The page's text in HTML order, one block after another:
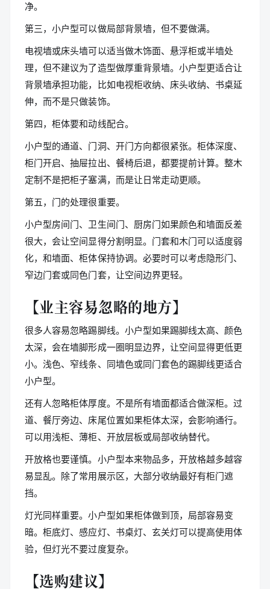
净。
第三，小户型可以做局部背景墙，但不要做满。
电视墙或床头墙可以适当做木饰面、悬浮柜或半墙处
理，但不建议为了造型做厚重背景墙。小户型更适合让
背景墙承担功能，比如电视柜收纳、床头收纳、书桌延
伸，而不是只做装饰。
第四，柜体要和动线配合。
小户型的通道、门洞、开门方向都很紧张。柜体深度、
柜门开启、抽屉拉出、餐椅后退，都要提前计算。整木
定制不是把柜子塞满，而是让日常走动更顺。
第五，门的处理很重要。
小户型房间门、卫生间门、厨房门如果颜色和墙面反差
很大，会让空间显得分割明显。门套和木门可以适度弱
化，和墙面、柜体保持协调。必要时可以考虑隐形门、
窄边门套或同色门套，让空间边界更轻。
【业主容易忽略的地方】
很多人容易忽略踢脚线。小户型如果踢脚线太高、颜色
太深，会在墙脚形成一圈明显边界，让空间显得更低更
小。浅色、窄线条、同墙色或同门套色的踢脚线更适合
小户型。
还有人忽略柜体厚度。不是所有墙面都适合做深柜。过
道、餐厅旁边、床尾位置如果柜体太深，会影响通行。
可以用浅柜、薄柜、开放层板或局部收纳替代。
开放格也要谨慎。小户型本来物品多，开放格越多越容
易显乱。除了常用展示区，大部分收纳最好有柜门遮
挡。
灯光同样重要。小户型如果柜体做到顶，局部容易变
暗。柜底灯、感应灯、书桌灯、玄关灯可以提高使用体
验，但灯光不要过度复杂。
【选购建议】